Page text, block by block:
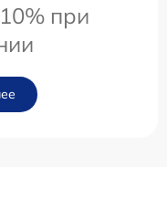
при